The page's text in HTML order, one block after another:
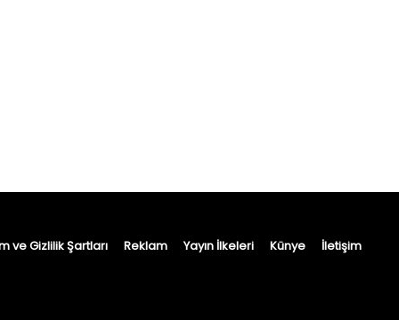
ve Gizlilik Şartları Reklam Yayın İlkeleri Künye İletişim